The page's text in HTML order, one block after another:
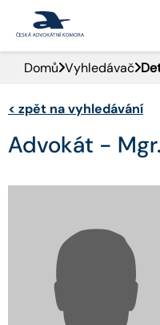
PORTÁL ČAK
DOMŮ
AKTUALITY
PRO VEŘEJNOST
ADVOKÁTNÍ DENÍK
KONTAKT
Domů Vyhledávač
< zpět na vyhledávání
Advokát -